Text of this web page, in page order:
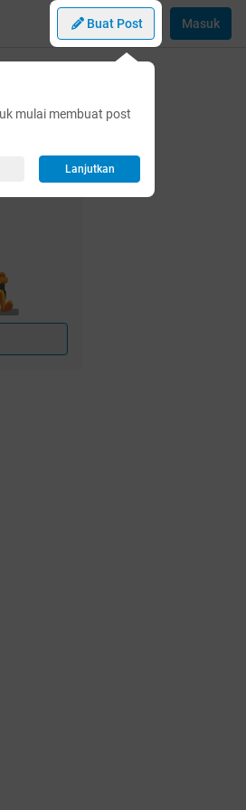
Buat Post
mulai membuat post
Lanjutkan
Masuk